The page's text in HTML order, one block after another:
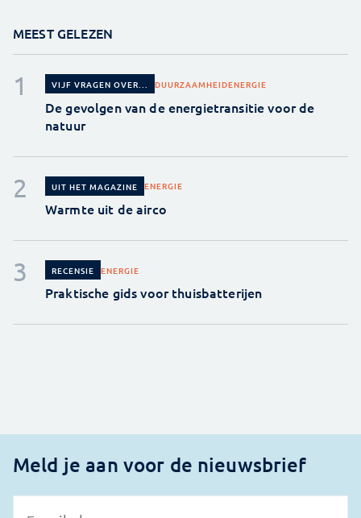
MEEST GELEZEN
VIJF VRAGEN OVER... DUURZAAMHEIDENERGIE
De gevolgen van de energietransitie voor de
natuur
UIT HET MAGAZINE ENERGIE
Warmte uit de airco
RECENSIE ENERGIE
Praktische gids voor thuisbatterijen
Meld je aan voor de nieuwsbrief